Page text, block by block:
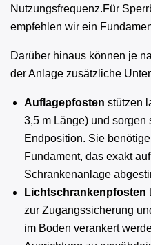
Nutzungsfrequenz.Für
empfehlen wir ein
Darüber hinaus können je
der Anlage zusätzliche
Auflagepfosten stützen
3,5 m Länge) und sorgen
Endposition. Sie
Fundament, das exakt
Schrankenanlage
Lichtschrankenpfosten
zur Zugangssicherung
im Boden verankert